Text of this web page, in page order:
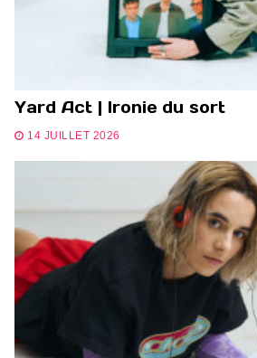
Yard Act | Ironie du sort
14 JUILLET 2026